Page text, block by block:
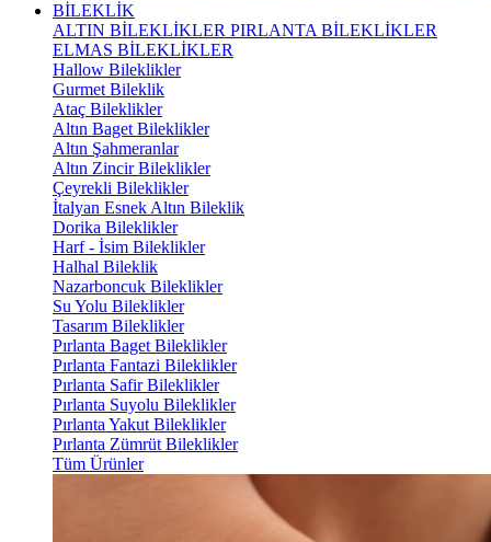
BİLEKLİK
ALTIN BİLEKLİKLER PIRLANTA BİLEKLİKLER
ELMAS BİLEKLİKLER
Hallow Bileklikler
Gurmet Bileklik
Ataç Bileklikler
Altın Baget Bileklikler
Altın Şahmeranlar
Altın Zincir Bileklikler
Çeyrekli Bileklikler
İtalyan Esnek Altın Bileklik
Dorika Bileklikler
Harf - İsim Bileklikler
Halhal Bileklik
Nazarboncuk Bileklikler
Su Yolu Bileklikler
Tasarım Bileklikler
Pırlanta Baget Bileklikler
Pırlanta Fantazi Bileklikler
Pırlanta Safir Bileklikler
Pırlanta Suyolu Bileklikler
Pırlanta Yakut Bileklikler
Pırlanta Zümrüt Bileklikler
Tüm Ürünler